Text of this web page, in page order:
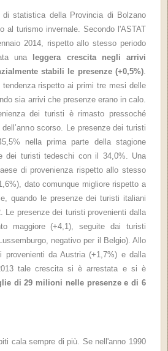
di statistica della Provincia di Bolzano
al turismo invernale. Secondo l'ASTAT
2014, rispetto allo stesso periodo
una
leggera crescita negli arrivi
stabili le presenze (+0,5%).
rispetto ai primi tre mesi delle
sia arrivi che presenze erano in calo.
dei turisti è rimasto pressoché
scorso. Le presenze dei turisti
nella prima parte della stagione
dei turisti tedeschi con il 34,0%. Una
di provenienza rispetto allo stesso
dato comunque migliore rispetto a
quando le presenze dei turisti italiani
Le presenze dei turisti provenienti dalla
maggiore (+4,1), seguite dai turisti
negativo per il Belgio). Allo
da Austria (+1,7%) e dalla
tale crescita si è arrestata e si è
di 29 milioni nelle presenze e di 6
cala sempre di più. Se nell'anno 1990